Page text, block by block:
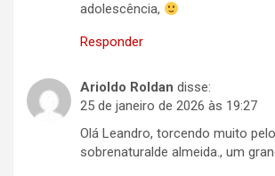
adolescência,
Responder
Arioldo Roldan disse:
25 de janeiro de 2026 às 19:27
Olá Leandro, torcendo muito
sobrenaturalde almeida., um